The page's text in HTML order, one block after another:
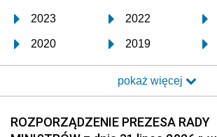
2023 2022
2020 2019
2017 2016
2014 2013
2011 2010
pokaż więcej
ROZPORZĄDZENIE PREZESA RADY